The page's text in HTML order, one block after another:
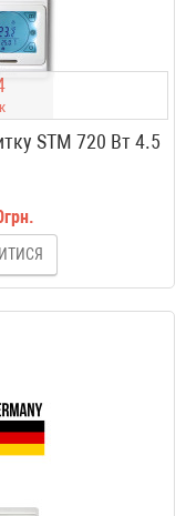
STM 720 Вт 4.5